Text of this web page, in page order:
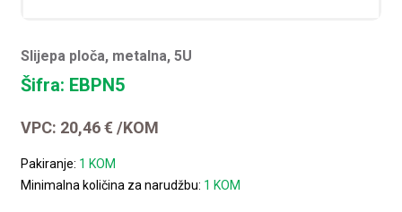
Slijepa ploča, metalna, 5U
Šifra: EBPN5
VPC: 20,46€ /KOM
Pakiranje: 1 KOM
Minimalna količina za narudžbu: 1 KOM